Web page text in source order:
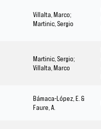
Villalta, Marco;
Martinic, Sergio
Martinic, Sergio;
Villalta, Marco
Bámaca-López, E. &
Faure, A.